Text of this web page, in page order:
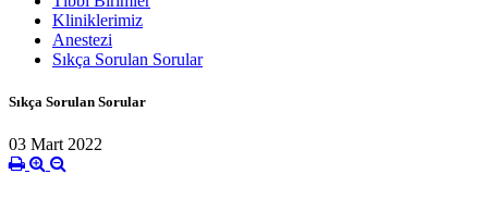
Kliniklerimiz
Anestezi
Sıkça Sorulan Sorular
Sıkça Sorulan Sorular
03 Mart 2022